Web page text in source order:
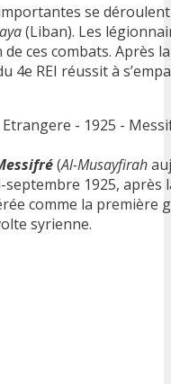
se
(Liban). Les
ces combats. Après
4e REI réussit à
(Al-Musayfirah
1925, après
comme la première
syrienne.